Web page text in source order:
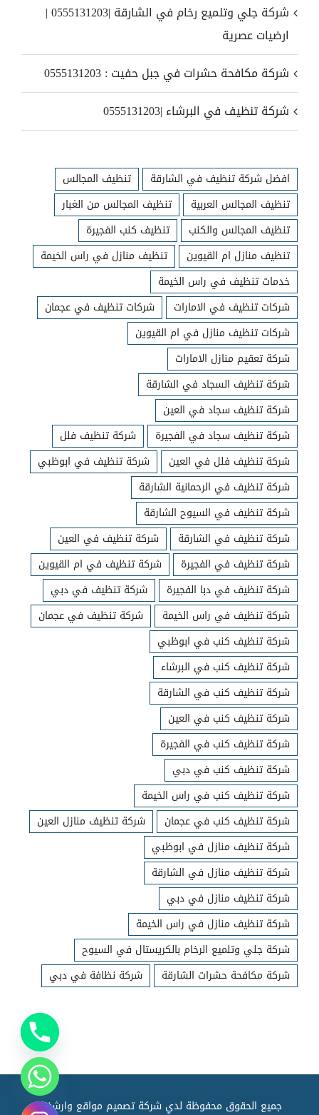
شركة جلي وتلميع رخام في الشارقة |0555131203 |
ارضيات عصرية
شركة مكافحة حشرات في جبل حفيت : 0555131203
شركة تنظيف في البرشاء |0555131203
افضل شركة تنظيف في الشارقة
تنظيف المجالس
تنظيف المجالس العربية
تنظيف المجالس من الغبار
تنظيف المجالس والكنب
تنظيف كنب الفجيرة
تنظيف منازل ام القيوين
تنظيف منازل في راس الخيمة
خدمات تنظيف في راس الخيمة
شركات تنظيف في الامارات
شركات تنظيف في عجمان
شركات تنظيف منازل في ام القيوين
شركة تعقيم منازل الامارات
شركة تنظيف السجاد في الشارقة
شركة تنظيف سجاد في العين
شركة تنظيف سجاد في الفجيرة
شركة تنظيف فلل
شركة تنظيف فلل في العين
شركة تنظيف في ابوظبي
شركة تنظيف في الرحمانية الشارقة
شركة تنظيف في السيوح الشارقة
شركة تنظيف في الشارقة
شركة تنظيف في العين
شركة تنظيف في الفجيرة
شركة تنظيف في ام القيوين
شركة تنظيف في دبا الفجيرة
شركة تنظيف في دبي
شركة تنظيف في راس الخيمة
شركة تنظيف في عجمان
شركة تنظيف كنب في ابوظبي
شركة تنظيف كنب في البرشاء
شركة تنظيف كنب في الشارقة
شركة تنظيف كنب في العين
شركة تنظيف كنب في الفجيرة
شركة تنظيف كنب في دبي
شركة تنظيف كنب في راس الخيمة
شركة تنظيف كنب في عجمان
شركة تنظيف منازل العين
شركة تنظيف منازل في ابوظبي
شركة تنظيف منازل في الشارقة
شركة تنظيف منازل في دبي
شركة تنظيف منازل في راس الخيمة
شركة جلي وتلميع الرخام بالكريستال في السيوح
شركة مكافحة حشرات الشارقة
شركة نظافة في دبي
جميع الحقوق محفوظة لدي شركة تصميم مواقع وارشفته